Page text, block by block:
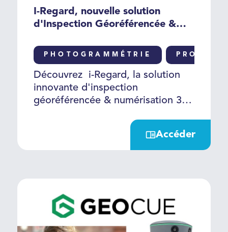
I-Regard, nouvelle solution
d'Inspection Géoréférencée &
PHOTOGRAMMÉTRIE PRODUIT
Découvrez i-Regard, la solution
innovante d'inspection
géoréférencée & numérisation 3D
de traitement photogrammétrique
en ligne, elle permet de créer en
numérique fidèle et géoréférencé
de point précis, sans
investissement matériel lourd.
Accéder